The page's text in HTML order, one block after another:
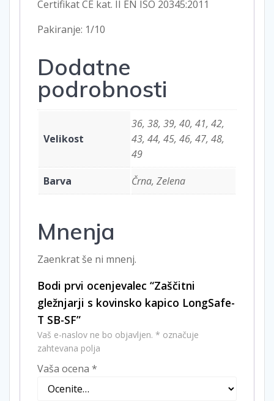
Certifikat CE kat. II EN ISO 20345:2011
Pakiranje: 1/10
Dodatne
podrobnosti
Velikost
36, 38, 39, 40, 41, 42,
43, 44, 45, 46, 47, 48,
49
Barva
Črna, Zelena
Mnenja
Zaenkrat še ni mnenj.
Bodi prvi ocenjevalec “Zaščitni
gležnjarji s kovinsko kapico LongSafe-
T SB-SF”
Vaš e-naslov ne bo objavljen. * označuje
zahtevana polja
Vaša ocena *